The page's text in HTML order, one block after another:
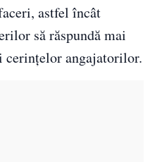
astfel încât
să răspundă mai
cerințelor angajatorilor.